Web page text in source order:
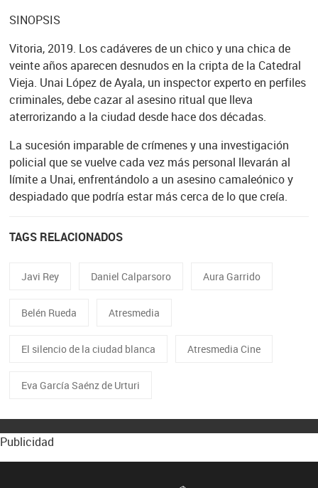
SINOPSIS
Vitoria, 2019. Los cadáveres de un chico y una chica de
veinte años aparecen desnudos en la cripta de la Catedral
Vieja. Unai López de Ayala, un inspector experto en perfiles
criminales, debe cazar al asesino ritual que lleva
aterrorizando a la ciudad desde hace dos décadas.
La sucesión imparable de crímenes y una investigación
policial que se vuelve cada vez más personal llevarán al
límite a Unai, enfrentándolo a un asesino camaleónico y
despiadado que podría estar más cerca de lo que creía.
TAGS RELACIONADOS
Javi Rey Daniel Calparsoro Aura Garrido
Belén Rueda Atresmedia
El silencio de la ciudad blanca Atresmedia Cine
Eva García Saénz de Urturi
Publicidad